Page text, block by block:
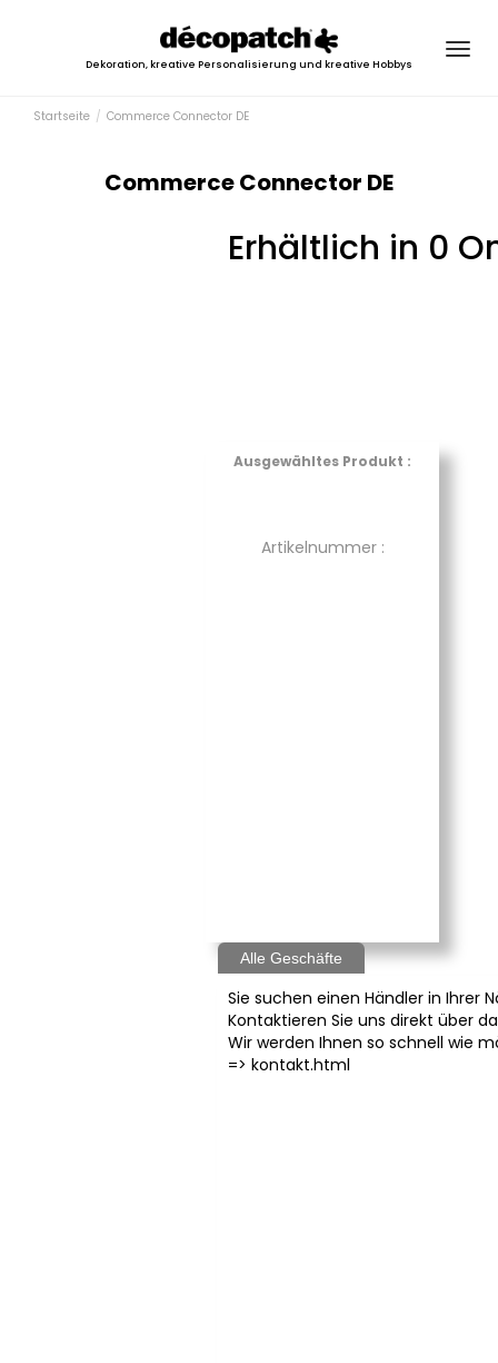
Dekoration, kreative Personalisierung und kreative Hobbys
Startseite Commerce Connector DE
Commerce Connector DE
Erhältlich in 0
Ausgewähltes Produkt :
Artikelnummer :
Alle Geschäfte
Sie suchen einen Händler in Ihrer
Kontaktieren Sie uns direkt über
Wir werden Ihnen so schnell wie
=> kontakt.html